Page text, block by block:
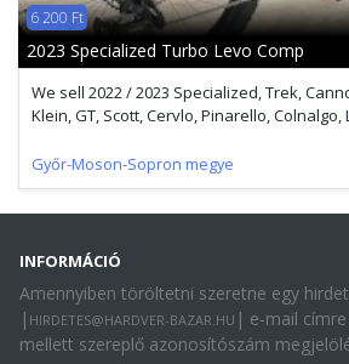
6 200 Ft
2023 Specialized Turbo Levo Comp
We sell 2022 / 2023 Specialized, Trek,
Klein, GT, Scott, Cervlo, Pinarello, Colnalgo,
Győr-Moson-Sopron megye
INFORMÁCIÓ
Amennyiben töröltetni szeretne egy
| HIRDETES@HARDVER-BAZAR.HU | e-mail
mellett szereplő azonosítószám